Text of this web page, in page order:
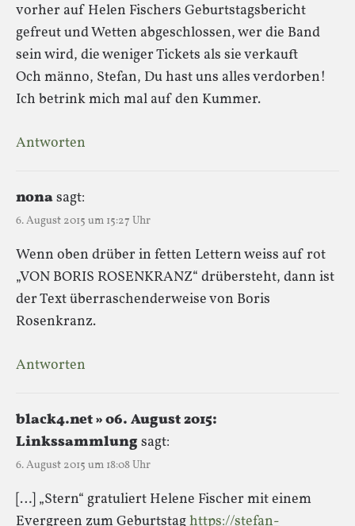
vorher auf Helen Fischers Geburtstagsbericht
gefreut und Wetten abgeschlossen, wer die Band
sein wird, die weniger Tickets als sie verkauft
Och männo, Stefan, Du hast uns alles verdorben!
Ich betrink mich mal auf den Kummer.
Antworten
nonasagt:
6. August 2015 um 15:27 Uhr
Wenn oben drüber in fetten Lettern weiss auf rot
„VON BORIS ROSENKRANZ“ drübersteht, dann ist
der Text überraschenderweise von Boris
Rosenkranz.
Antworten
black4.net » 06. August 2015:
Linkssammlungsagt:
6. August 2015 um 18:08 Uhr
[…] „Stern“ gratuliert Helene Fischer mit einem
Evergreen zum Geburtstaghttps://stefan-